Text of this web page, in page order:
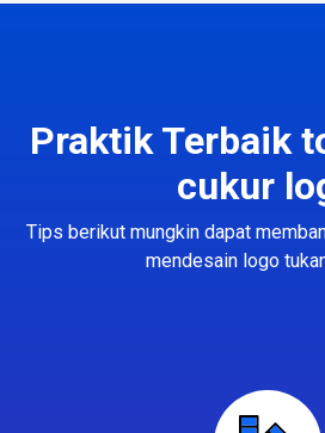
Praktik Terbaik
cukur
Tips berikut mungkin dapat
mendesain logo